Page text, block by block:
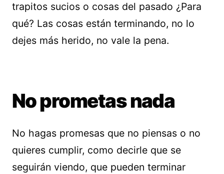
trapitos sucios o cosas del pasado ¿Para
qué? Las cosas están terminando, no lo
dejes más herido, no vale la pena.
No prometas nada
No hagas promesas que no piensas o no
quieres cumplir, como decirle que se
seguirán viendo, que pueden terminar